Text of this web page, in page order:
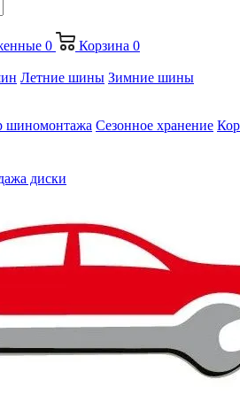
0 Корзина 0
Летние шины Зимние шины
шиномонтажа Сезонное хранение
диски